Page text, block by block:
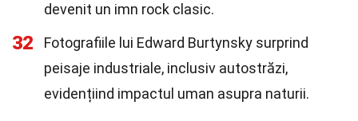
devenit un imn rock clasic.
32
Fotografiile lui Edward Burtynsky surprind
peisaje industriale, inclusiv autostrăzi,
evidențiind impactul uman asupra naturii.